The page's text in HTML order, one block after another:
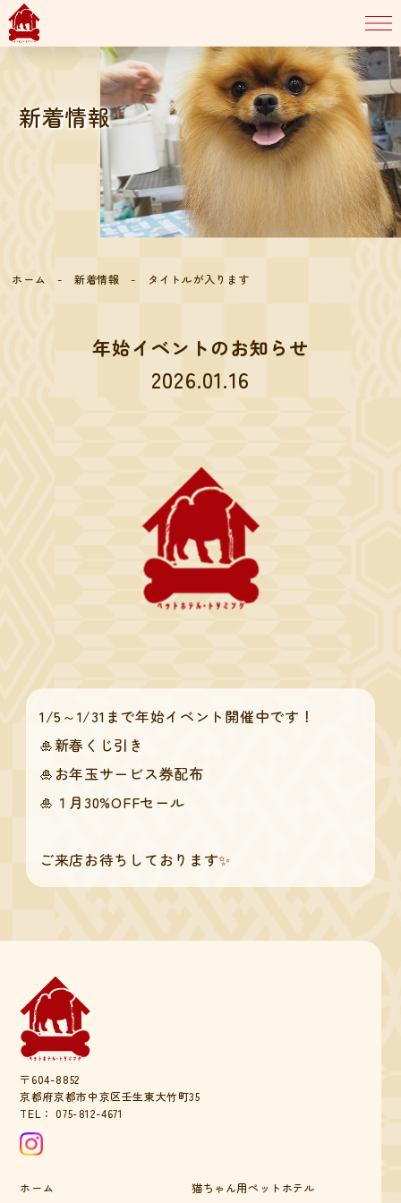
新着情報
ホーム -新着情報 - タイトルが入ります
年始イベントのお知らせ
2026.01.16
1/5～1/31まで年始イベント開催中です！
🎍新春くじ引き
🎍お年玉サービス券配布
🎍１月30%OFFセール
ご来店お待ちしております✨
〒604-8852
京都府京都市中京区壬生東大竹町35
TEL：075-812-4671
ホーム 猫ちゃん用ペットホテル